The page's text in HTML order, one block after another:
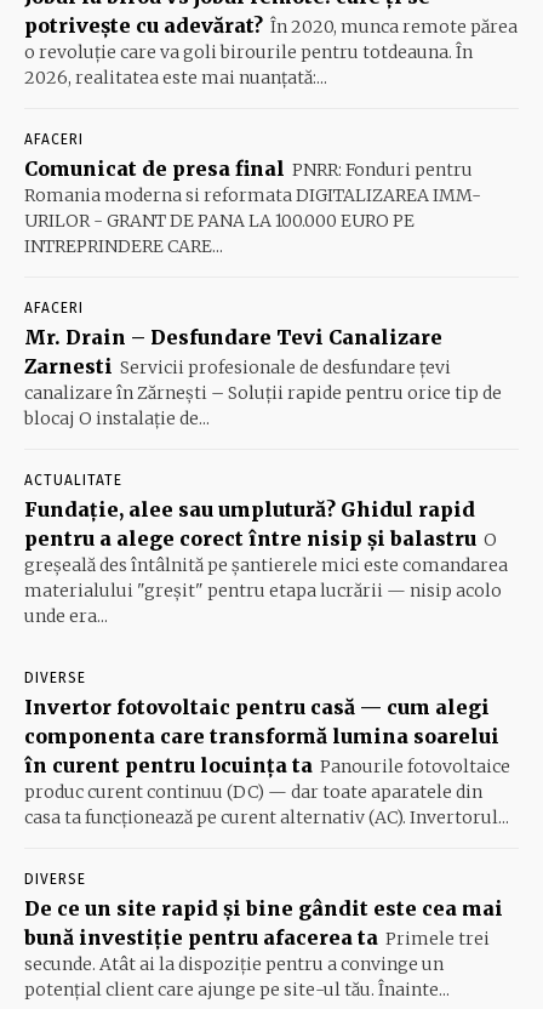
potrivește cu adevărat? În 2020, munca remote părea
o revoluție care va goli birourile pentru totdeauna. În
2026, realitatea este mai nuanțată:...
AFACERI
Comunicat de presa final PNRR: Fonduri pentru
Romania moderna si reformata DIGITALIZAREA IMM-
URILOR - GRANT DE PANA LA 100.000 EURO PE
INTREPRINDERE CARE...
AFACERI
Mr. Drain – Desfundare Tevi Canalizare
Zarnesti Servicii profesionale de desfundare țevi
canalizare în Zărnești – Soluții rapide pentru orice tip de
blocaj O instalație de...
ACTUALITATE
Fundație, alee sau umplutură? Ghidul rapid
pentru a alege corect între nisip și balastru O
greșeală des întâlnită pe șantierele mici este comandarea
materialului "greșit" pentru etapa lucrării — nisip acolo
unde era...
DIVERSE
Invertor fotovoltaic pentru casă — cum alegi
componenta care transformă lumina soarelui
în curent pentru locuința ta Panourile fotovoltaice
produc curent continuu (DC) — dar toate aparatele din
casa ta funcționează pe curent alternativ (AC). Invertorul...
DIVERSE
De ce un site rapid și bine gândit este cea mai
bună investiție pentru afacerea ta Primele trei
secunde. Atât ai la dispoziție pentru a convinge un
potențial client care ajunge pe site-ul tău. Înainte...